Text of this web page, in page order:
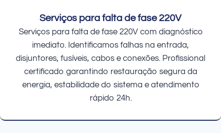
Serviços para falta de fase 220V
Serviços para falta de fase 220V com diagnóstico
imediato. Identificamos falhas na entrada,
disjuntores, fusíveis, cabos e conexões. Profissional
certificado garantindo restauração segura da
energia, estabilidade do sistema e atendimento
rápido 24h.